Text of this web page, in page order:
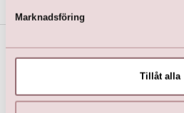
Marknadsföring
Tillåt alla
@lillybrudochfest (Facebook|Instagram)